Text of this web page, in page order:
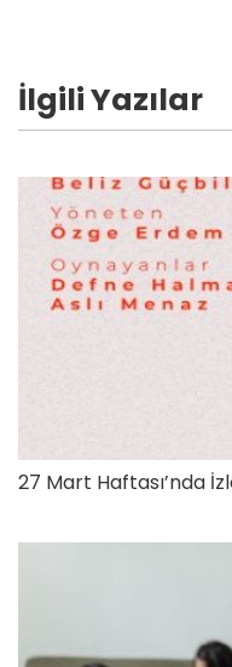
İlgili Yazılar
27 Mart Haftası’nda